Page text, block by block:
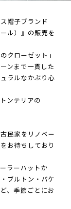
帽子ブランド
ル）』の販売を
クローゼット」
ンまで一貫した
ラルなかぶり心
ンテリアの
民家をリノベー
お待ちしており
ラーハットか
ブルトン・バケ
、季節ごとにお